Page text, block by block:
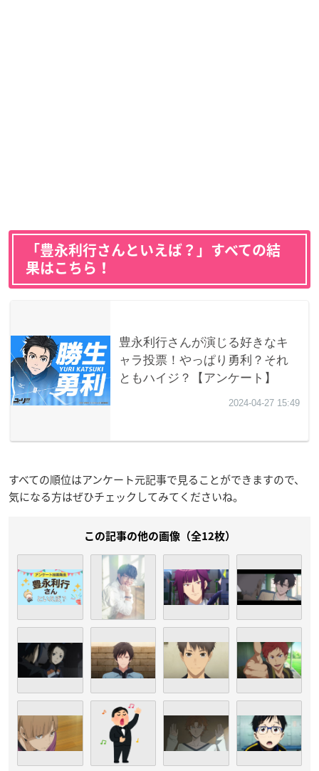
「豊永利行さんといえば？」すべての結
果はこちら！
すべての順位はアンケート元記事で見ることができますので、
気になる方はぜひチェックしてみてくださいね。
この記事の他の画像（全12枚）